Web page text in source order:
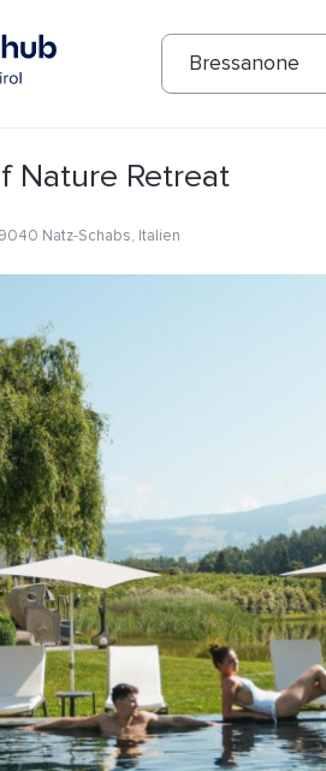
Bressanone
Nature Retreat
Natz-Schabs, Italien